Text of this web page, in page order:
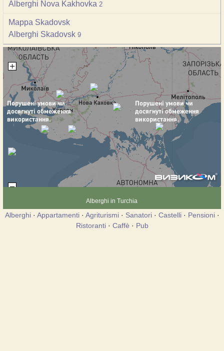
Alberghi Nova Kakhovka 2
Mappa Skadovsk
Alberghi Skadovsk 9
Alberghi in Turchia
Alberghi· Appartamenti· Agriturismi· Sanatori· Castelli· Pensioni·
Ristoranti· Caffè · Pub